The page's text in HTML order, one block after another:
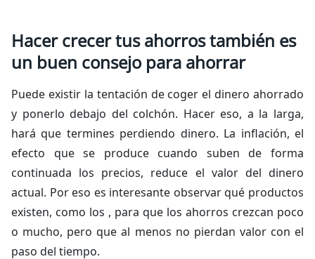
Hacer crecer tus ahorros también es
un buen consejo para ahorrar
Puede existir la tentación de coger el dinero ahorrado
y ponerlo debajo del colchón. Hacer eso, a la larga,
hará que termines perdiendo dinero. La inflación, el
efecto que se produce cuando suben de forma
continuada los precios, reduce el valor del dinero
actual. Por eso es interesante observar qué productos
existen, como los , para que los ahorros crezcan poco
o mucho, pero que al menos no pierdan valor con el
paso del tiempo.